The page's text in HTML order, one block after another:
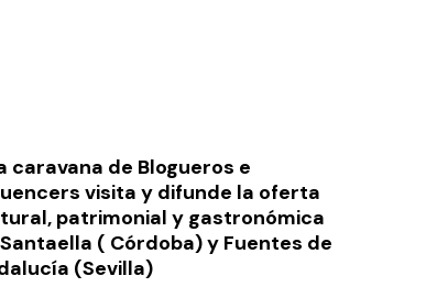
caravana de Blogueros e
visita y difunde la oferta
patrimonial y gastronómica
( Córdoba) y Fuentes de
(Sevilla)